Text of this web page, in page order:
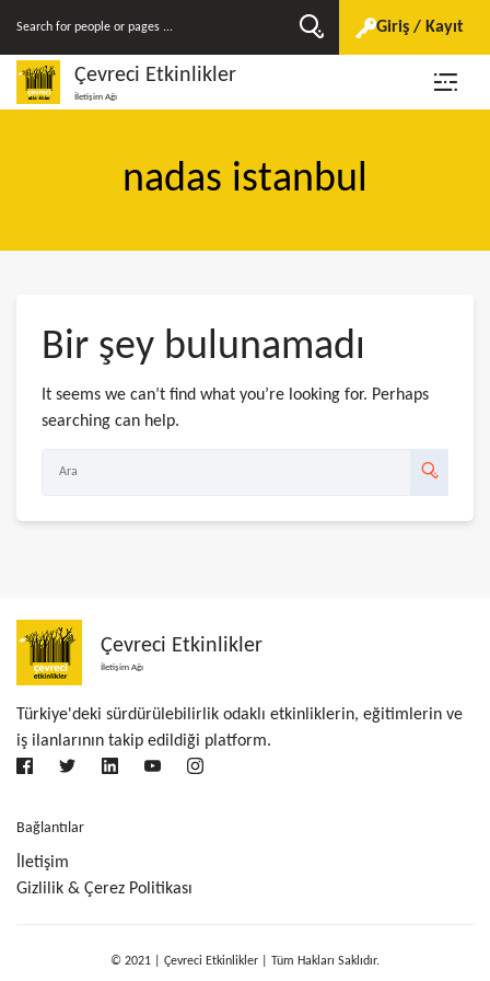
Giriş / Kayıt
Çevreci Etkinlikler
İletişim Ağı
nadas istanbul
Bir şey bulunamadı
It seems we can’t find what you’re looking for. Perhaps
searching can help.
Çevreci Etkinlikler
İletişim Ağı
Türkiye'deki sürdürülebilirlik odaklı etkinliklerin, eğitimlerin ve
iş ilanlarının takip edildiği platform.
Bağlantılar
İletişim
Gizlilik & Çerez Politikası
© 2021 | Çevreci Etkinlikler | Tüm Hakları Saklıdır.